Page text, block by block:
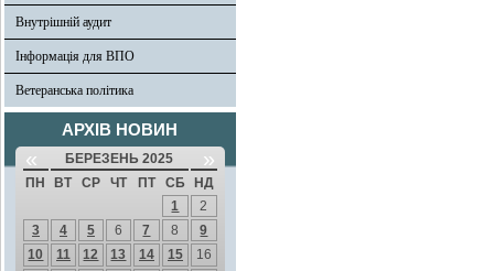
Внутрішній аудит
Інформація для ВПО
Ветеранська політика
АРХІВ НОВИН
« БЕРЕЗЕНЬ 2025 »
ПН ВТ СР ЧТ ПТ СБ
НД
1
2
3
4 5 6 7 8
9
10
11 12 13 14 15
16